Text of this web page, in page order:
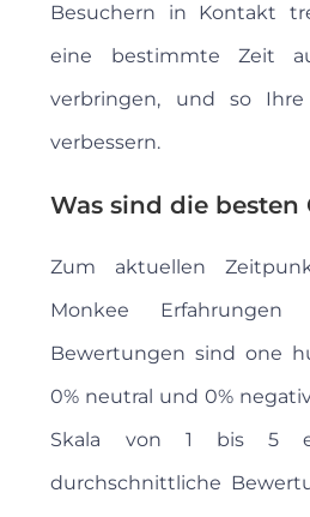
Besuchern in Kontakt
eine bestimmte Zeit
verbringen, und so Ihre
verbessern.
Was sind die besten
Zum aktuellen
Monkee
Bewertungen sind one
0% neutral und 0%
Skala von 1 bis 5
durchschnittliche